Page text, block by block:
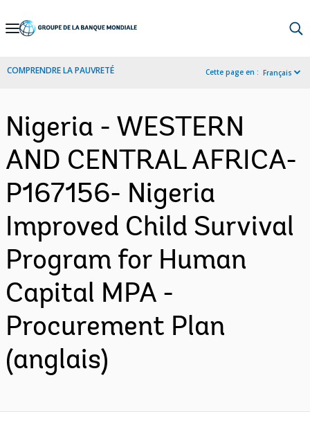
Skip
Navigation
COMPRENDRE LA PAUVRETÉ Cette page en : Français
Nigeria - WESTERN
AND CENTRAL AFRICA-
P167156- Nigeria
Improved Child Survival
Program for Human
Capital MPA -
Procurement Plan
(anglais)